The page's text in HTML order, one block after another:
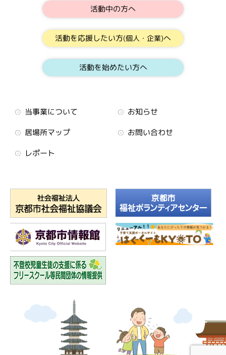
活動中の方へ
活動を応援したい方(個人・企業)へ
活動を始めたい方へ
当事業について
お知らせ
居場所マップ
お問い合わせ
レポート